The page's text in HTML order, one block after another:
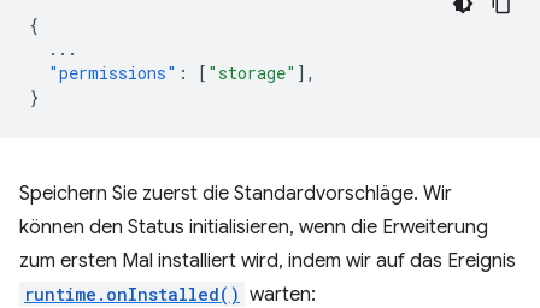
{
...
"permissions" : [ "storage" ],
}
Speichern Sie zuerst die Standardvorschläge. Wir
können den Status initialisieren, wenn die Erweiterung
zum ersten Mal installiert wird, indem wir auf das Ereignis
runtime.onInstalled() warten: